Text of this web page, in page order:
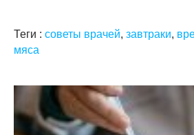
Теги : советы врачей, завтраки,
мяса